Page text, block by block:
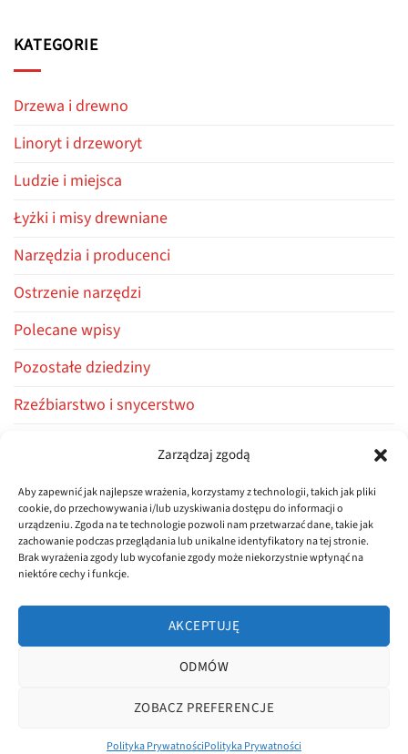
Zarządzaj zgodą
Aby zapewnić jak najlepsze wrażenia, korzystamy z technologii, takich jak pliki
cookie, do przechowywania i/lub uzyskiwania dostępu do informacji o
urządzeniu. Zgoda na te technologie pozwoli nam przetwarzać dane, takie jak
zachowanie podczas przeglądania lub unikalne identyfikatory na tej stronie.
Brak wyrażenia zgody lub wycofanie zgody może niekorzystnie wpłynąć na
niektóre cechy i funkcje.
AKCEPTUJĘ
ODMÓW
ZOBACZ PREFERENCJE
Polityka PrywatnościPolityka Prywatności
KATEGORIE
Drzewa i drewno
Linoryt i drzeworyt
Ludzie i miejsca
Łyżki i misy drewniane
Narzędzia i producenci
Ostrzenie narzędzi
Polecane wpisy
Pozostałe dziedziny
Rzeźbiarstwo i snycerstwo
Z życia firmy
Realizacjaasystentwsieci.pl